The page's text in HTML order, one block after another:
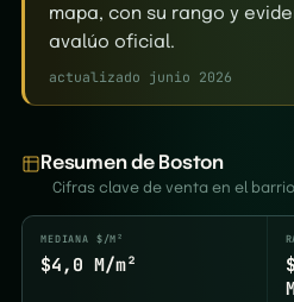
mapa, con su rango y
avalúo oficial.
actualizado junio 2026
Resumen de Boston
Cifras clave de venta en el
MEDIANA $/M²
$4,0 M/m²